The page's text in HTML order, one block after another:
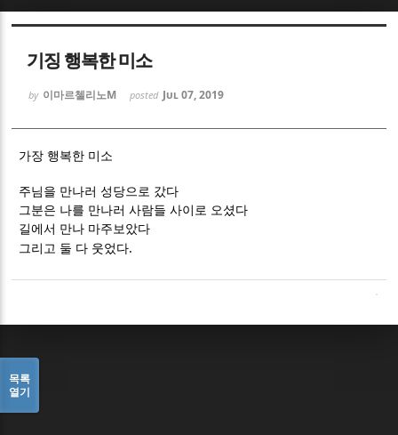
기징 행복한 미소
by 이마르첼리노M posted Jul 07, 2019
가장 행복한 미소
주님을 만나러 성당으로 갔다
그분은 나를 만나러 사람들 사이로 오셨다
길에서 만나 마주보았다
그리고 둘 다 웃었다.
목록
열기
Sketchbook5, 스케치북5
Sketchbook5, 스케치북5
Sketchbook5, 스케치북5
Sketchbook5, 스케치북5